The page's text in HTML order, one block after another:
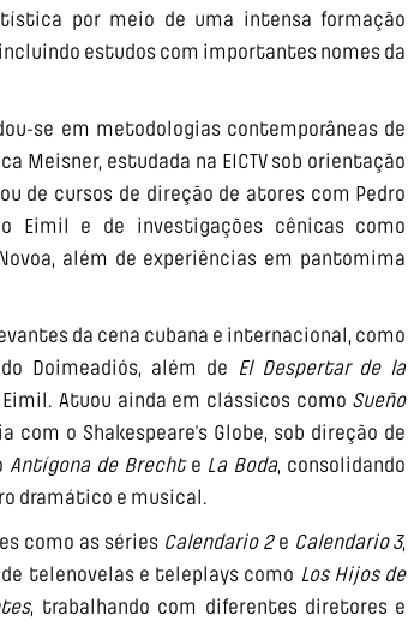
por meio de uma intensa formação
estudos com importantes nomes da
se em metodologias contemporâneas de
Meisner, estudada na EICTV sob orientação
de cursos de direção de atores com Pedro
Eimil e de investigações cênicas como
além de experiências em pantomima
da cena cubana e internacional, como
Doimeadiós, além de El Despertar de la
Atuou ainda em clássicos como Sueño
com o Shakespeare’s Globe, sob direção de
Antígona de Brechte La Boda, consolidando
dramático e musical.
como as séries Calendario 2e Calendario 3,
telenovelas e teleplays como Los Hijos de
, trabalhando com diferentes diretores e